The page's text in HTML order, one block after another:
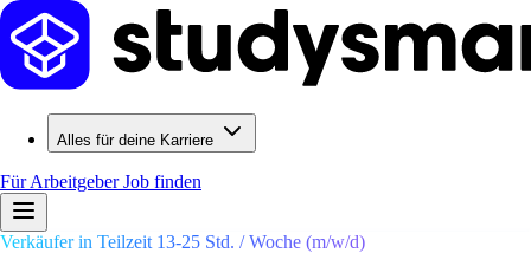
Alles für deine Karriere
Für ArbeitgeberJob finden
Verkäufer in Teilzeit 13-25 Std. / Woche (m/w/d)